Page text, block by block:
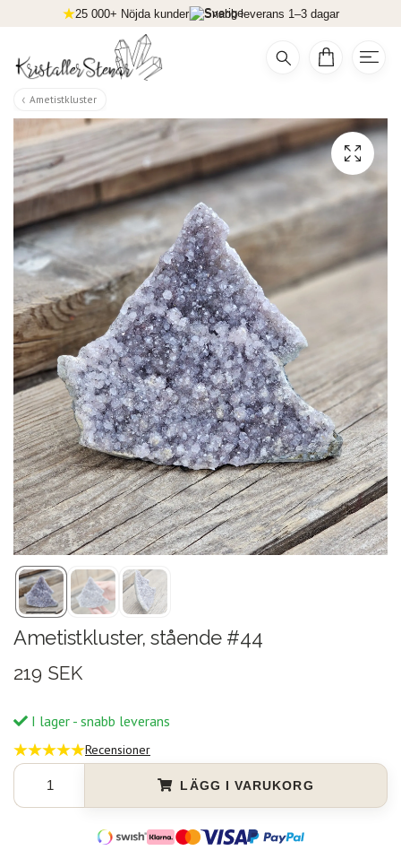
25 000+ Nöjda kunder Snabb leverans 1–3 dagar
Ametistkluster
Ametistkluster, stående #44
219 SEK
I lager - snabb leverans
Recensioner
LÄGG I VARUKORG